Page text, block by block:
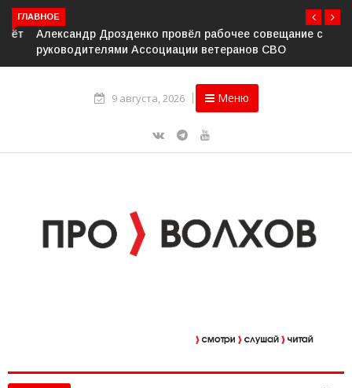
ГЛАВНОЕ
Александр Дрозденко провёл рабочее совещание с
руководителями Ассоциации ветеранов СВО
9 августа, 2026 Меню